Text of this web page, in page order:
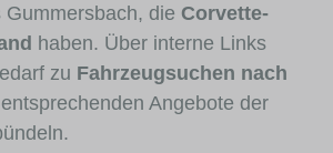
die Corvette-
haben. Über interne Links
zu Fahrzeugsuchen nach
Angebote der